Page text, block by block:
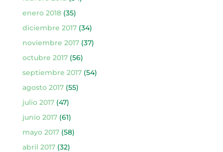
enero 2018(35)
diciembre 2017(34)
noviembre 2017(37)
octubre 2017(56)
septiembre 2017(54)
agosto 2017(55)
julio 2017(47)
junio 2017(61)
mayo 2017(58)
abril 2017(32)